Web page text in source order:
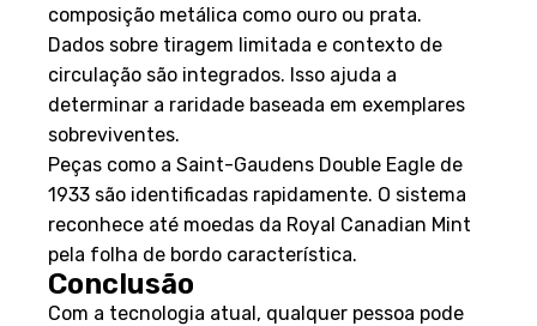
composição metálica como ouro ou prata.
Dados sobre tiragem limitada e contexto de
circulação são integrados. Isso ajuda a
determinar a raridade baseada em exemplares
sobreviventes.
Peças como a Saint-Gaudens Double Eagle de
1933 são identificadas rapidamente. O sistema
reconhece até moedas da Royal Canadian Mint
pela folha de bordo característica.
Conclusão
Com a tecnologia atual, qualquer pessoa pode